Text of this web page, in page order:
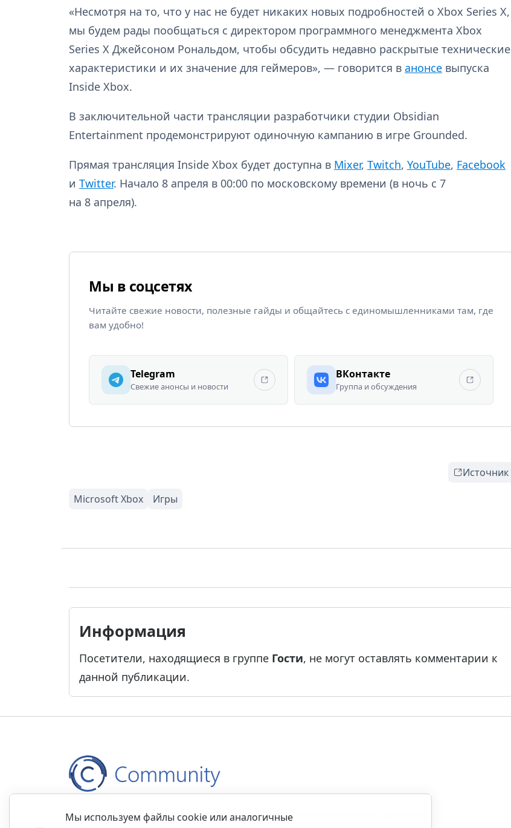
«Несмотря на то, что у нас не будет никаких новых подробностей о Xbox Series X,
мы будем рады пообщаться с директором программного менеджмента Xbox
Series X Джейсоном Рональдом, чтобы обсудить недавно раскрытые технические
характеристики и их значение для геймеров», — говорится в анонсе выпуска
Inside Xbox.
В заключительной части трансляции разработчики студии Obsidian
Entertainment продемонстрируют одиночную кампанию в игре Grounded.
Прямая трансляция Inside Xbox будет доступна в Mixer, Twitch, YouTube, Facebook
и Twitter. Начало 8 апреля в 00:00 по московскому времени (в ночь с 7
на 8 апреля).
Мы в соцсетях
Читайте свежие новости, полезные гайды и общайтесь с единомышленниками там, где
вам удобно!
Telegram
Свежие анонсы и новости
ВКонтакте
Группа и обсуждения
Источник
Информация
Посетители, находящиеся в группе Гости, не могут оставлять комментарии к
данной публикации.
КонтактыПравилаОбратная связьПравила копирования материалов
Мы используем файлы cookie или аналогичные